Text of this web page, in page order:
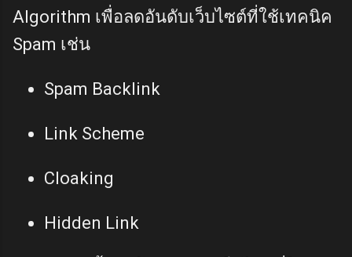
Algorithm เพื่อลดอันดับเว็บไซต์ที่ใช้เทคนิค
Spam เช่น
Spam Backlink
Link Scheme
Cloaking
Hidden Link